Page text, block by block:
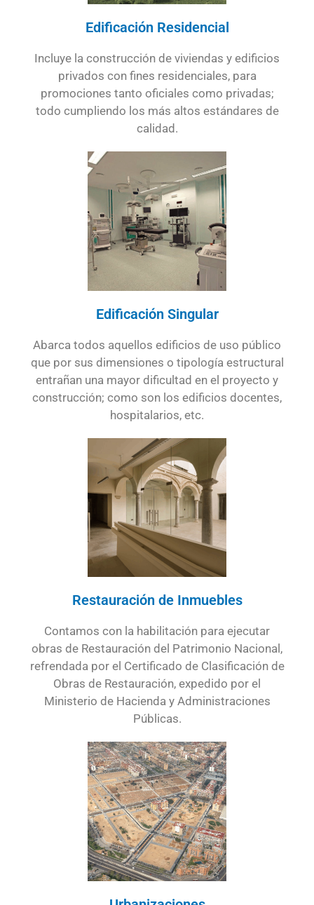
Edificación Residencial
Incluye la construcción de viviendas y edificios
privados con fines residenciales, para
promociones tanto oficiales como privadas;
todo cumpliendo los más altos estándares de
calidad.
Edificación Singular
Abarca todos aquellos edificios de uso público
que por sus dimensiones o tipología estructural
entrañan una mayor dificultad en el proyecto y
construcción; como son los edificios docentes,
hospitalarios, etc.
Restauración de Inmuebles
Contamos con la habilitación para ejecutar
obras de Restauración del Patrimonio Nacional,
refrendada por el Certificado de Clasificación de
Obras de Restauración, expedido por el
Ministerio de Hacienda y Administraciones
Públicas.